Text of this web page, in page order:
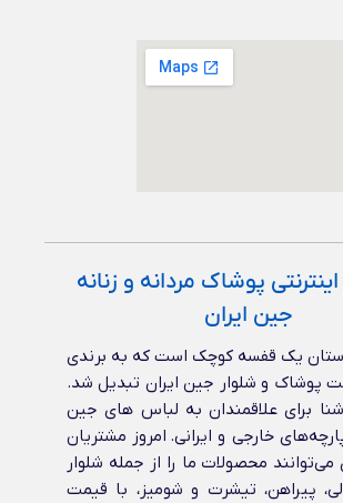
پوشاک مردانه و زنانه
جین ایران
یک قفسه کوچک است که به برندی
پوشاک و شلوار جین ایران تبدیل شد.
برای علاقمندان به لباس های جین
خارجی و ایرانی‌. امروز مشتریان
می‌توانند محصولات ما را از جمله شلوار
پیراهن، تیشرت و شومیز، با قیمت